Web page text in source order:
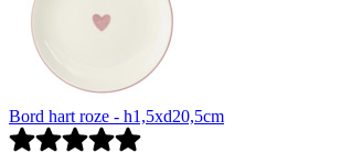
Bord hart roze - h1,5xd20,5cm